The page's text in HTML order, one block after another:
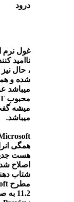
درود
میباشد
میباشد.
همگی
هست